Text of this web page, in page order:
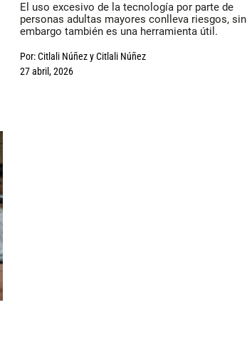
El uso excesivo de la tecnología por parte de
personas adultas mayores conlleva riesgos, sin
embargo también es una herramienta útil.
Por:Citlali NúñezyCitlali Núñez
27 abril, 2026